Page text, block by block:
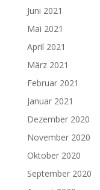
Juni 2021
Mai 2021
April 2021
März 2021
Februar 2021
Januar 2021
Dezember 2020
November 2020
Oktober 2020
September 2020